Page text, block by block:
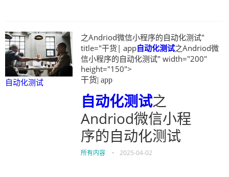
自动化测试
之Andriod微信小程序的自动化测试"
title="干货| app自动化测试之Andriod微
信小程序的自动化测试" width="200"
height="150">
干货| app
自动化测试之
Andriod微信小程
序的自动化测试
所有内容 • 2025-04-02